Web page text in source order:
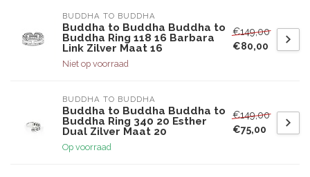
BUDDHA TO BUDDHA
Buddha to Buddha Buddha to
Buddha Ring 118 16 Barbara
Link Zilver Maat 16
Niet op voorraad
€149,00
€80,00
BUDDHA TO BUDDHA
Buddha to Buddha Buddha to
Buddha Ring 340 20 Esther
Dual Zilver Maat 20
Op voorraad
€149,00
€75,00